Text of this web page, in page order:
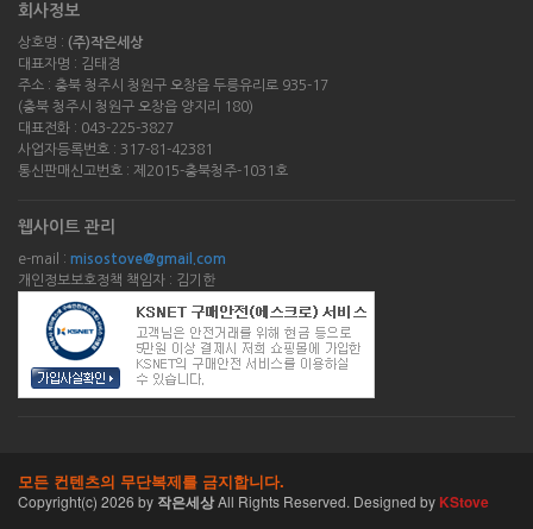
회사정보
상호명 : (주)작은세상
대표자명 : 김태경
주소 : 충북 청주시 청원구 오창읍 두릉유리로 935-17
(충북 청주시 청원구 오창읍 양지리 180)
대표전화 : 043-225-3827
사업자등록번호 : 317-81-42381
통신판매신고번호 : 제2015-충북청주-1031호
웹사이트 관리
e-mail : misostove@gmail.com
개인정보보호정책 책임자 : 김기한
모든 컨텐츠의 무단복제를 금지합니다.
Copyright(c) 2026 by 작은세상All Rights Reserved. Designed by KStove